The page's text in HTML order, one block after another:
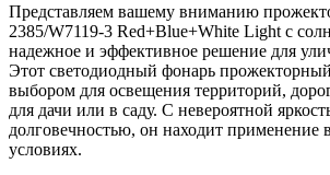
Представляем вашему вниманию
2385/W7119-3 Red+Blue+White Light с
надежное и эффективное решение для
Этот светодиодный фонарь
выбором для освещения территорий,
для дачи или в саду. С невероятной
долговечностью, он находит применение
условиях.